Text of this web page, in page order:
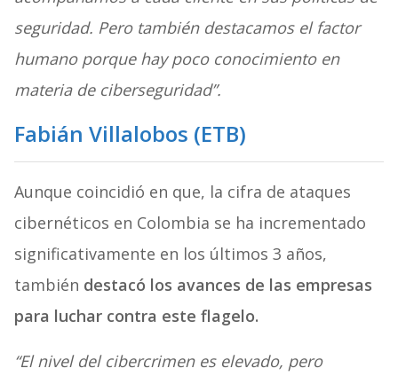
seguridad. Pero también destacamos el factor
humano porque hay poco conocimiento en
materia de ciberseguridad”.
Fabián Villalobos (ETB)
Aunque coincidió en que, la cifra de ataques
cibernéticos en Colombia se ha incrementado
significativamente en los últimos 3 años,
también destacó los avances de las empresas
para luchar contra este flagelo.
“El nivel del cibercrimen es elevado, pero